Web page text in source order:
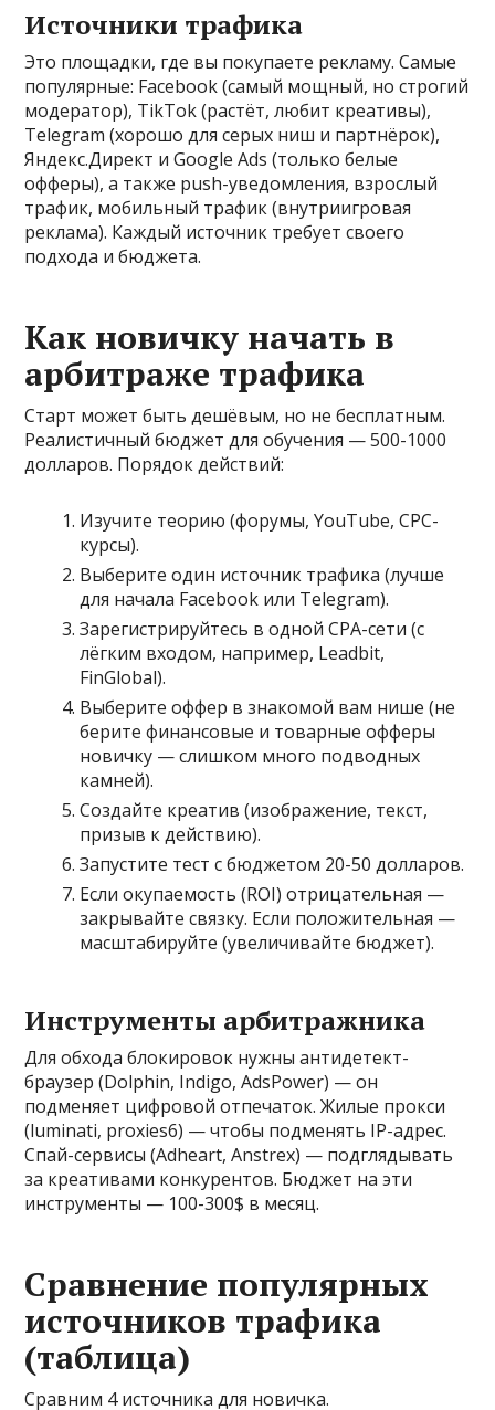
Источники трафика
Это площадки, где вы покупаете рекламу. Самые
популярные: Facebook (самый мощный, но строгий
модератор), TikTok (растёт, любит креативы),
Telegram (хорошо для серых ниш и партнёрок),
Яндекс.Директ и Google Ads (только белые
офферы), а также push-уведомления, взрослый
трафик, мобильный трафик (внутриигровая
реклама). Каждый источник требует своего
подхода и бюджета.
Как новичку начать в
арбитраже трафика
Старт может быть дешёвым, но не бесплатным.
Реалистичный бюджет для обучения — 500-1000
долларов. Порядок действий:
Изучите теорию (форумы, YouTube, CPC-
курсы).
Выберите один источник трафика (лучше
для начала Facebook или Telegram).
Зарегистрируйтесь в одной CPA-сети (с
лёгким входом, например, Leadbit,
FinGlobal).
Выберите оффер в знакомой вам нише (не
берите финансовые и товарные офферы
новичку — слишком много подводных
камней).
Создайте креатив (изображение, текст,
призыв к действию).
Запустите тест с бюджетом 20-50 долларов.
Если окупаемость (ROI) отрицательная —
закрывайте связку. Если положительная —
масштабируйте (увеличивайте бюджет).
Инструменты арбитражника
Для обхода блокировок нужны антидетект-
браузер (Dolphin, Indigo, AdsPower) — он
подменяет цифровой отпечаток. Жилые прокси
(luminati, proxies6) — чтобы подменять IP-адрес.
Спай-сервисы (Adheart, Anstrex) — подглядывать
за креативами конкурентов. Бюджет на эти
инструменты — 100-300$ в месяц.
Сравнение популярных
источников трафика
(таблица)
Сравним 4 источника для новичка.